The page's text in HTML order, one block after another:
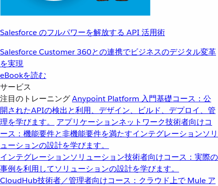
Salesforce のフルパワーを解放する API 活用術
Salesforce Customer 360との連携でビジネスのデジタル変革
を実現
eBookを読む
サービス
注目のトレーニングAnypoint Platform 入門基礎コース：公
開されたAPIの検出と利用、デザイン、ビルド、デプロイ、管
理を学びます。
アプリケーションネットワーク技術者向けコ
ース：機能要件と非機能要件を満たすインテグレーションソリ
ューションの設計を学びます。
インテグレーションソリューション技術者向けコース：実際の
事例を利用してソリューションの設計を学びます。
CloudHub技術者／管理者向けコース：クラウド上で Mule ア